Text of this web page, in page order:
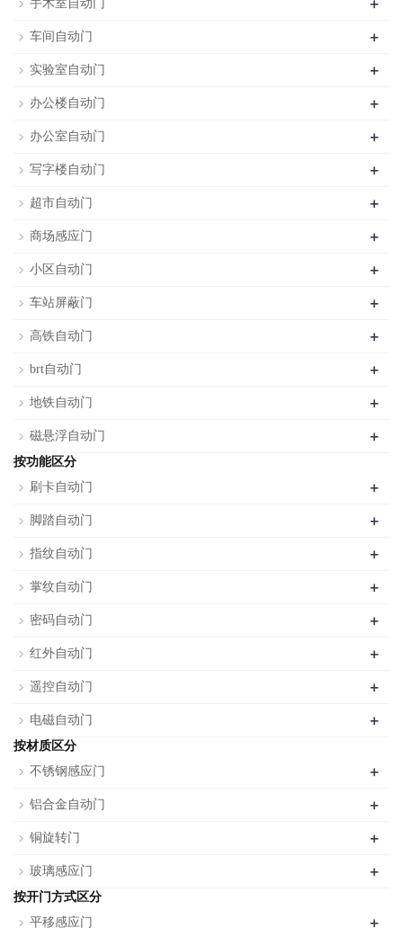
手术室自动门
车间自动门 +
实验室自动门 +
办公楼自动门 +
办公室自动门 +
写字楼自动门 +
超市自动门 +
商场感应门 +
小区自动门 +
车站屏蔽门 +
高铁自动门 +
brt自动门 +
地铁自动门 +
磁悬浮自动门 +
按功能区分
刷卡自动门
+
脚踏自动门 +
指纹自动门 +
掌纹自动门 +
密码自动门 +
红外自动门 +
遥控自动门 +
电磁自动门 +
按材质区分
不锈钢感应门
+
铝合金自动门 +
铜旋转门 +
玻璃感应门 +
按开门方式区分
平移感应门
+